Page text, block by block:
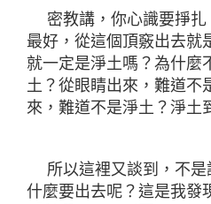
密教講，你心識要掙扎
最好，從這個頂竅出去就
就一定是淨土嗎？為什麼
土？從眼睛出來，難道不
來，難道不是淨土？淨土
所以這裡又談到，不是
什麼要出去呢？這是我發